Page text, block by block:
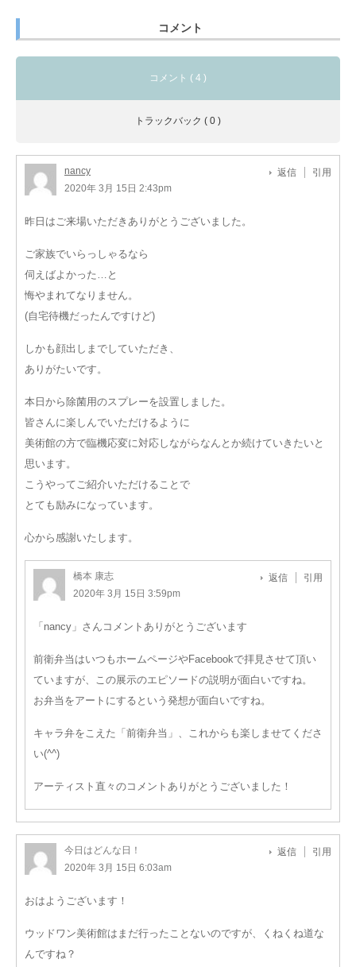
コメント
コメント ( 4 )
トラックバック ( 0 )
nancy
2020年 3月 15日 2:43pm
返信 引用
昨日はご来場いただきありがとうございました。
ご家族でいらっしゃるなら
伺えばよかった…と
悔やまれてなりません。
(自宅待機だったんですけど)
しかも顔出しまでしていただき、
ありがたいです。
本日から除菌用のスプレーを設置しました。
皆さんに楽しんでいただけるように
美術館の方で臨機応変に対応しながらなんとか続けていきたいと
思います。
こうやってご紹介いただけることで
とても励みになっています。
心から感謝いたします。
橋本 康志
2020年 3月 15日 3:59pm
返信 引用
「nancy」さんコメントありがとうございます
前衛弁当はいつもホームページやFacebookで拝見させて頂い
ていますが、この展示のエピソードの説明が面白いですね。
お弁当をアートにするという発想が面白いですね。
キャラ弁をこえた「前衛弁当」、これからも楽しませてくださ
い(^^)
アーティスト直々のコメントありがとうございました！
今日はどんな日！
2020年 3月 15日 6:03am
返信 引用
おはようございます！
ウッドワン美術館はまだ行ったことないのですが、くねくね道な
んですね？